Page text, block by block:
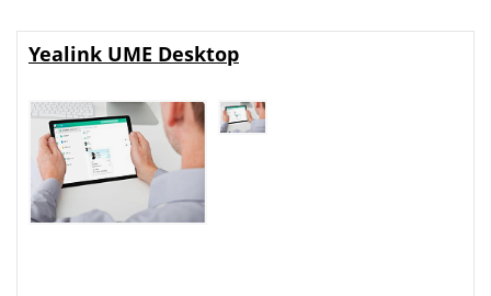
Yealink UME Desktop